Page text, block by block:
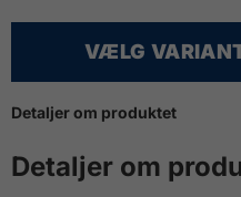
VÆLG
Detaljer om produktet
Detaljer om